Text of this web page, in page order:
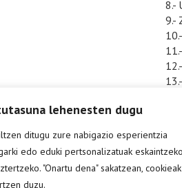
lehenesten dugu
ditugu zure nabigazio esperientzia
edo eduki pertsonalizatuak
"Onartu dena" sakatzean, cookieak
duzu.
8.-
9.-